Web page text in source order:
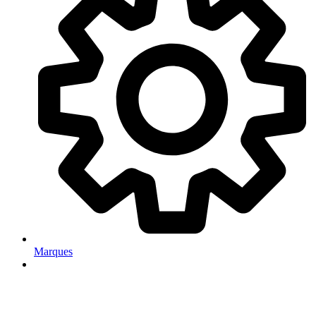
Marques